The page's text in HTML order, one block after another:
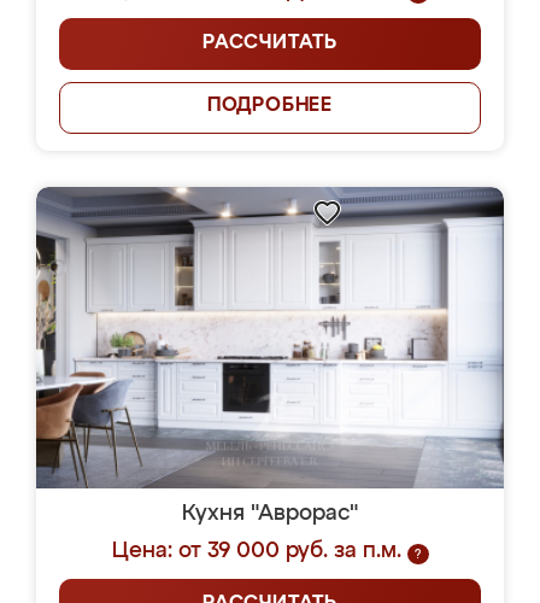
РАССЧИТАТЬ
ПОДРОБНЕЕ
Кухня "Аврорас"
Цена: от 39 000 руб. за п.м.
?